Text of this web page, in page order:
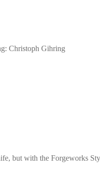
Christoph Gihring
but with the Forgeworks